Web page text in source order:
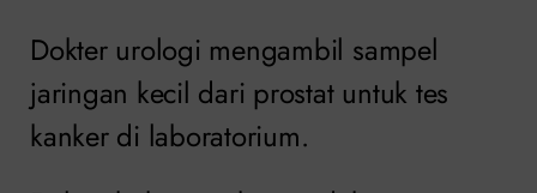
Dokter urologi mengambil sampel
jaringan kecil dari prostat untuk tes
kanker di laboratorium.